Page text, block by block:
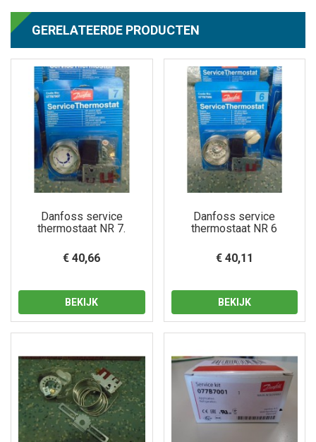
GERELATEERDE PRODUCTEN
Danfoss service
thermostaat NR 7.
€ 40,66
BEKIJK
Danfoss service
thermostaat NR 6
€ 40,11
BEKIJK